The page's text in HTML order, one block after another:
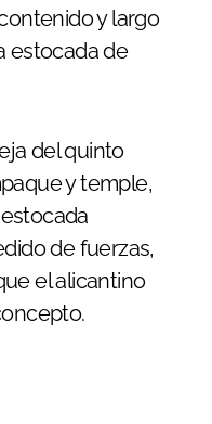
y largo
estocada de
del quinto
y temple,
de fuerzas,
el alicantino